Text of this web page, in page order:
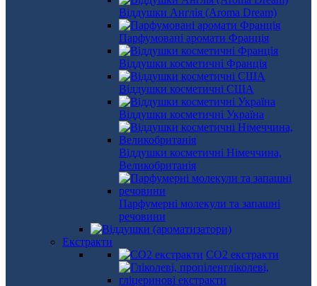
Віддушки Англія (Aroma Dream)
Парфумовані аромати Франція
Віддушки косметичні Франція
Віддушки косметичні США
Віддушки косметичні Україна
Віддушки косметичні Німеччина,
Великобританія
Парфумерні молекули та запашні
речовини
Екстракти
СО2 екстракти